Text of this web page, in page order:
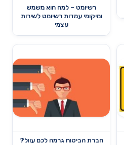
רשיומט – למה הוא משמש
ומיקומי עמדות רשיומט לשירות
עצמי
חברת הביטוח גרמה לכם עוול?